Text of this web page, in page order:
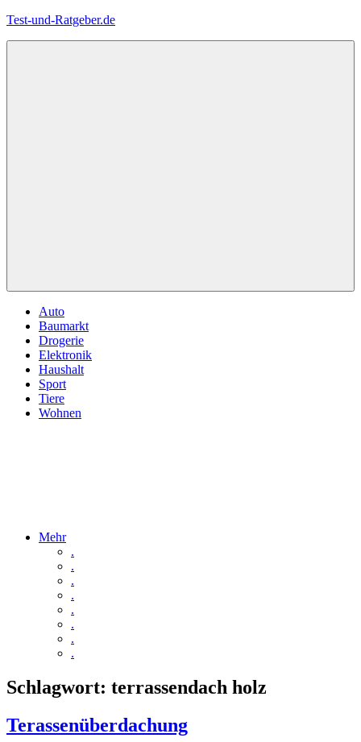
Zum
Test-und-Ratgeber.de
Auto
Baumarkt
Drogerie
Elektronik
Haushalt
Sport
Tiere
Wohnen
Mehr
.
.
.
.
.
.
.
.
Schlagwort: terrassendach holz
Terassenüberdachung